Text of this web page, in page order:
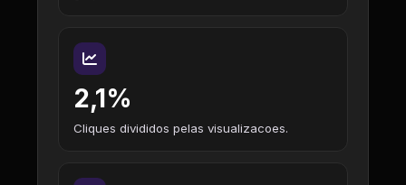
2,1%
Cliques divididos pelas visualizacoes.